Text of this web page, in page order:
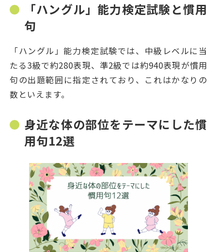
「ハングル」能力検定試験と慣用
句
「ハングル」能力検定試験では、中級レベルに当
たる3級で約280表現、準2級では約940表現が慣用
句の出題範囲に指定されており、これはかなりの
数といえます。
身近な体の部位をテーマにした慣
用句12選